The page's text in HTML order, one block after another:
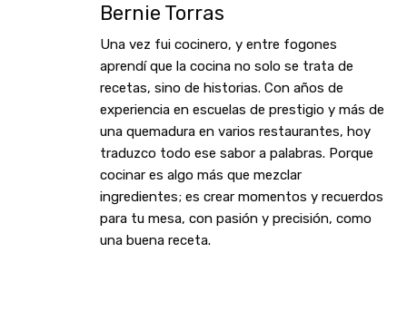
Bernie Torras
Una vez fui cocinero, y entre fogones
aprendí que la cocina no solo se trata de
recetas, sino de historias. Con años de
experiencia en escuelas de prestigio y más de
una quemadura en varios restaurantes, hoy
traduzco todo ese sabor a palabras. Porque
cocinar es algo más que mezclar
ingredientes; es crear momentos y recuerdos
para tu mesa, con pasión y precisión, como
una buena receta.